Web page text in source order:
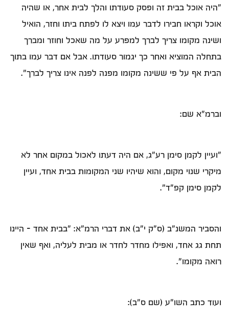
"היה אוכל בבית זה ופסק סעודתו והלך לבית אחר, או שהיה
אוכל וקראו חבירו לדבר עמו ויצא לו לפתח ביתו וחזר, הואיל
ושינה מקומו צריך לברך למפרע על מה שאכל וחוזר ומברך
בתחלה המוציא ואחר כך יגמור סעודתו. אבל אם דבר עמו בתוך
הבית אף על פי ששינה מקומו מפנה לפנה אינו צריך לברך".
וברמ"א שם:
"ועיין לקמן סימן רע"ג, אם היה דעתו לאכול במקום אחר לא
מיקרי שנוי מקום, והוא שיהיו שני המקומות בבית אחד, ועיין
לקמן סימן קפ"ד".
והסביר המשנ"ב (ס"ק י"ב) את דברי הרמ"א: "בבית אחד - היינו
תחת גג אחד, ואפילו מחדר לחדר או מבית לעליה, ואף שאין
רואה מקומו".
ועוד כתב השו"ע (שם ס"ב):